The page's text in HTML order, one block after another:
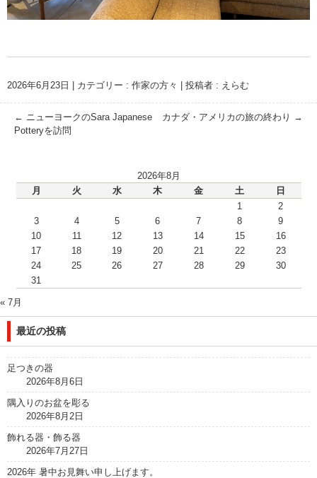
2026年6月23日 カテゴリー : 作家の方々 投稿者 : えらむ
← ニューヨークのSara Japanese
Potteryを訪問
カナダ・アメリカの旅の終わり →
2026年8月
月
火 水 木 金 土
日
1
2
3
4 5 6 7 8
9
10
11 12 13 14 15
16
17
18 19 20 21 22
23
24
25 26 27 28 29
30
31
« 7月
最近の投稿
足つきの器
2026年8月6日
隅入りのお盆を彫る
2026年8月2日
飾れる器・飾る器
2026年7月27日
2026年 暑中お見舞い申し上げます。